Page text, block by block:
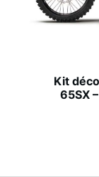
Kit
65SX